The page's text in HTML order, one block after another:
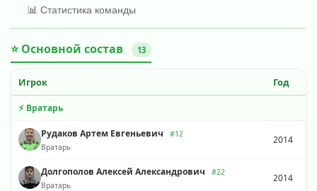
📊 Статистика команды
⭐ Основной состав 13
Игрок Год
⚡ Вратарь
Рудаков Артем Евгеньевич
#12
Вратарь
2014
Долгополов Алексей Александрович
#22
Вратарь
2014